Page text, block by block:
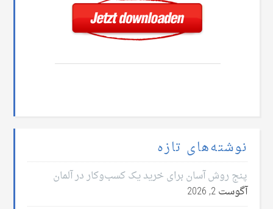
نوشته‌های تازه
پنج روش آسان برای خرید یک کسب‌وکار در آلمان
آگوست 2, 2026